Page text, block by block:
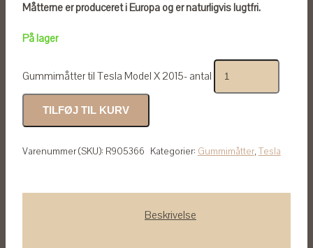
Måtterne er produceret i Europa og er naturligvis lugtfri.
På lager
Gummimåtter til Tesla Model X 2015- antal
TILFØJ TIL KURV
Varenummer (SKU): R905366 Kategorier: Gummimåtter, Tesla
Beskrivelse